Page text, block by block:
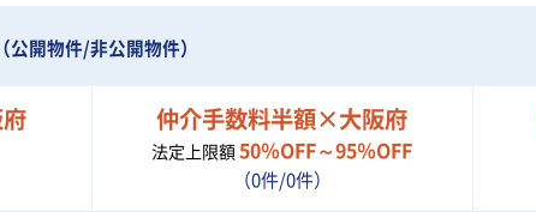
（公開物件/非公開物件）
仲介手数料半額×大阪府
法定上限額50％OFF～95％OFF
（0件/0件）